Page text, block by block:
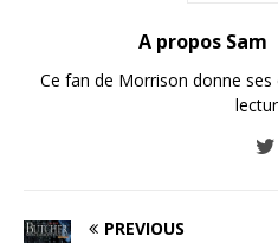
A propos Sam
Ce fan de Morrison donne ses
PREVIOUS